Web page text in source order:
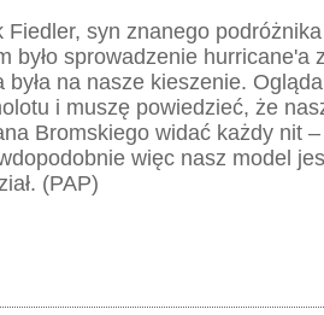
Fiedler, syn znanego
było sprowadzenie hurricane'a
była na nasze kieszenie.
i muszę powiedzieć, że
Bromskiego widać każdy nit
więc nasz model
(PAP)